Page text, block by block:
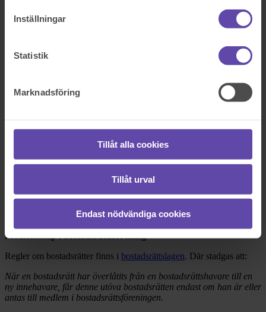
Inställningar
Statistik
Marknadsföring
Tillåt alla cookies
Tillåt urval
Endast nödvändiga cookies
Tack!
Se alla frågor
På kontor, telefon eller onlinemöte
Rådgivarens svar
2019-03-23
Stort tack för att du vänder dig till oss med din fråga!
Medlemskap i bostadsrättsförening
Regler om bostadsrätter finns i bostadsrättslagen. Där stadgas att:
När en bostadsrätt har överlåtits från en bostadsrättshavare till en
ny innehavare, får denne utöva bostadsrätten endast om han är eller
antas till medlem i bostadsrättsföreningen.